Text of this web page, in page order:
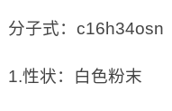
分子式：c16h34osn
1.性状：白色粉末